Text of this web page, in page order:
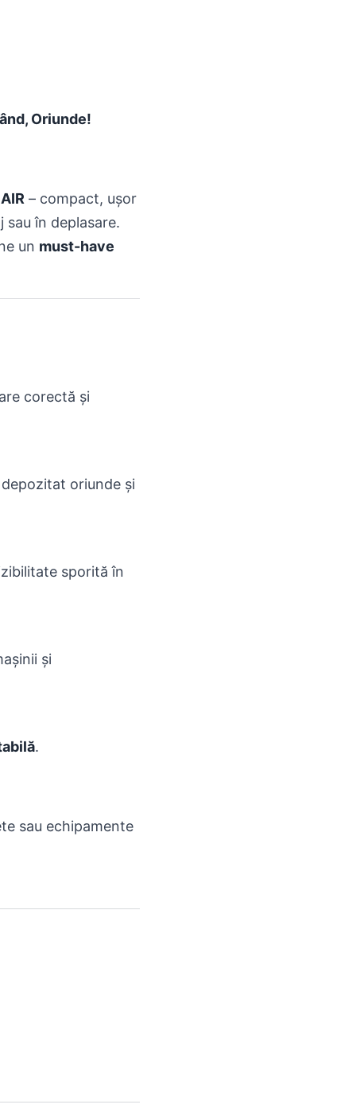
Oriunde!
– compact, ușor
în deplasare.
un must-have
corectă și
oriunde și
sporită în
și
.
sau echipamente